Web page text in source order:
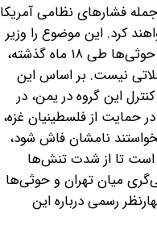
فشارهای نظامی آمریکا
کرد. این موضوع را وزیر
امور خارجه این گروه مسلح یمنی اعلام کرده است. در همین راستا، روبیو، وزیر خارجه ایالات متحده، ادعا کرد که حوثی‌ها طی ۱۸ ماه گذشته،
بر اساس این
این گروه در یمن، در
حمایت از فلسطینیان غزه،
نامشان فاش شود،
است تا از شدت تنش‌ها
میان تهران و حوثی‌ها
رسمی درباره این